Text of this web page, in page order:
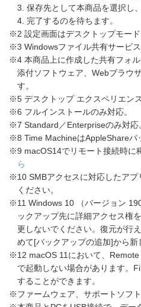
3. 保存先として本商品を選択し
4. 完了するのを待ちます。
※2 設定画面はデスクトップモード
※3 Windowsファイル共有サービス
※4 本商品上に作成した共有フォ
添付ソフトウェア、Webブラウ
す。
※5 デスクトップ エクスペリエンス
※6 フルインストールのみ対応。
※7 Standard／Enterpriseのみ対応
※8 Time MachineはAppleShareパ
※9 macOS14でリモート接続時に
ら
※10 SMBアクセスに対応したアプ
ください。
※11 Windows 10 （バージョン
ックアップ先に詳細アクセス権
更しないでください。復元が行
めて[バックアップの追加]から新
※12 macOS 11において、
で起動しない場合があります。
することができます。
※ファームウェア、サポートソフ